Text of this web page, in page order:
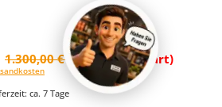
1.300,00 €* (23.15% gespart)
ca. 7 Tage